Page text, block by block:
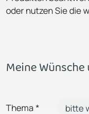
oder nutzen Sie die
Meine
Thema *